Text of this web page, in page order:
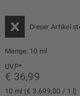
Dieser Artikel
Menge: 10 ml
UVP*
€ 36,99
10 ml (€ 3.699,00 / 1 l)